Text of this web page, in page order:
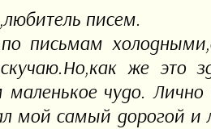
писем.
письмам
же это
чудо. Лично
мой самый дорогой